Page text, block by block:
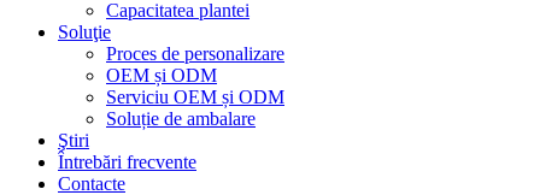
Capacitatea plantei
Soluţie
Proces de personalizare
OEM și ODM
Serviciu OEM și ODM
Soluție de ambalare
Ştiri
Întrebări frecvente
Contacte